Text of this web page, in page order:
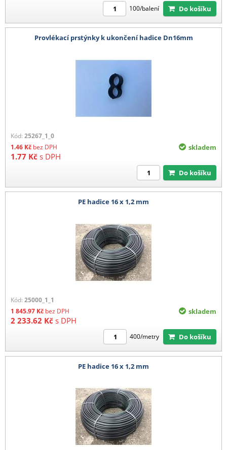
100/balení Do košíku
Provlékací prstýnky k ukončení hadice Dn16mm
Kód: 25267_1_0
1.46 Kč bez DPH
1.77 Kč s DPH
skladem
Do košíku
PE hadice 16 x 1,2 mm
Kód: 25000_1_1
1 845.97 Kč bez DPH
2 233.62 Kč s DPH
skladem
400/metry Do košíku
PE hadice 16 x 1,2 mm